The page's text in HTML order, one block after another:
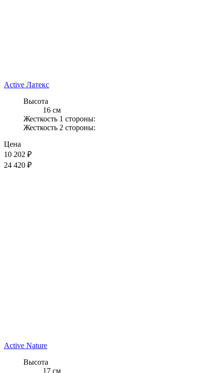
Active Латекс
Высота
16 см
Жесткость 1 стороны:
Жесткость 2 стороны:
Цена
10 202 ₽
24 420 ₽
Active Nature
Высота
17 см